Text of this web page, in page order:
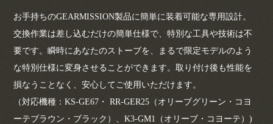
お手持ちのGEARMISSION製品に簡単に装着可能な専用設計。
交換作業は差し込むだけの簡単仕様で、特別な工具や技術は不
要です。瞬時にあなたのストーブを、まるで限定モデルのよう
な特別仕様に変身させることができます。取り付け後も性能を
損なうことなく、安心してご使用いただけます。
（対応機種：KS-GE67・ RR-GER25（オリーブグリーン・コヨ
ーテブラウン・ブラック）、K3-GM1（オリーブ・コヨーテ）)